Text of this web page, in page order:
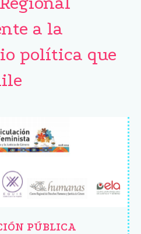
a la
política que
PÚBLICA